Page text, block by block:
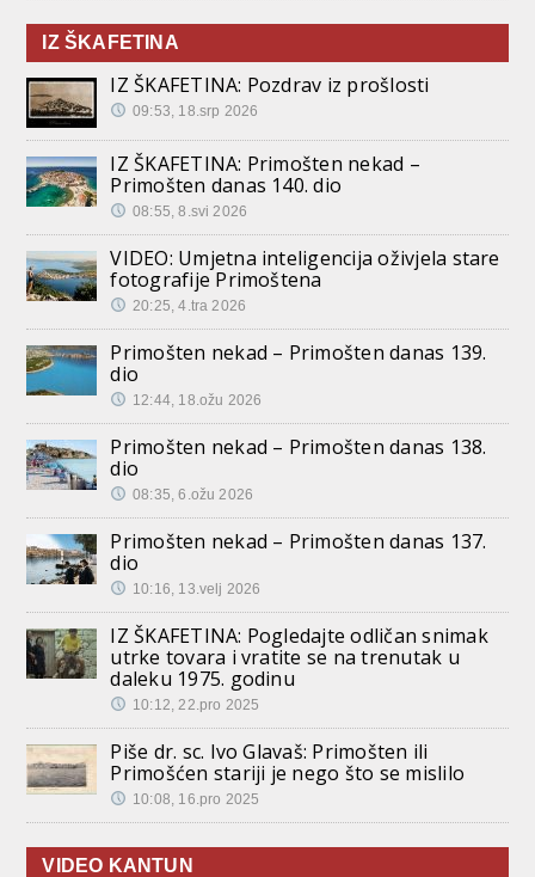
IZ ŠKAFETINA
IZ ŠKAFETINA: Pozdrav iz prošlosti
09:53, 18.srp 2026
IZ ŠKAFETINA: Primošten nekad –
Primošten danas 140. dio
08:55, 8.svi 2026
VIDEO: Umjetna inteligencija oživjela stare
fotografije Primoštena
20:25, 4.tra 2026
Primošten nekad – Primošten danas 139.
dio
12:44, 18.ožu 2026
Primošten nekad – Primošten danas 138.
dio
08:35, 6.ožu 2026
Primošten nekad – Primošten danas 137.
dio
10:16, 13.velj 2026
IZ ŠKAFETINA: Pogledajte odličan snimak
utrke tovara i vratite se na trenutak u
daleku 1975. godinu
10:12, 22.pro 2025
Piše dr. sc. Ivo Glavaš: Primošten ili
Primošćen stariji je nego što se mislilo
10:08, 16.pro 2025
VIDEO KANTUN